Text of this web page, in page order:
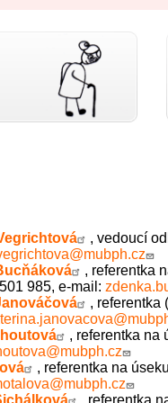
, vedoucí
, referentka
985, e-mail:
, referentka
, referentka na
, referentka na
, referentka